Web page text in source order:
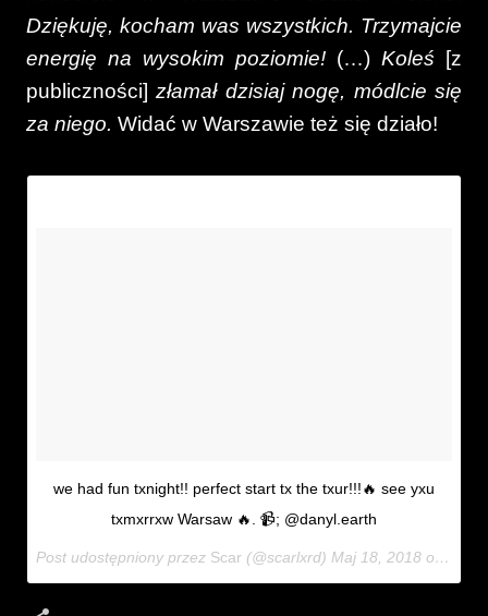
Dziękuję, kocham was wszystkich. Trzymajcie
energię na wysokim poziomie! (…) Koleś
[z
publiczności]złamał dzisiaj nogę, módlcie się
za niego. Widać w Warszawie też się działo!
we had fun txnight!! perfect start tx the txur!!!🔥 see yxu
txmxrrxw Warsaw 🔥. 📹; @danyl.earth
Post udostępniony przez Scar (@scarlxrd) Maj 18, 2018 o 6:27 PDT